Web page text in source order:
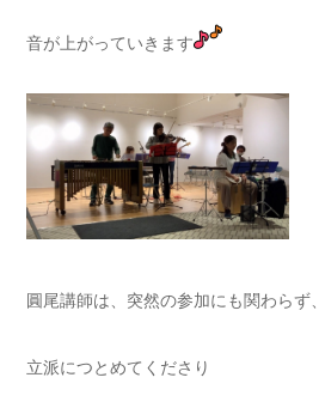
音が上がっていきます
圓尾講師は、突然の参加にも関わらず、
立派につとめてくださり